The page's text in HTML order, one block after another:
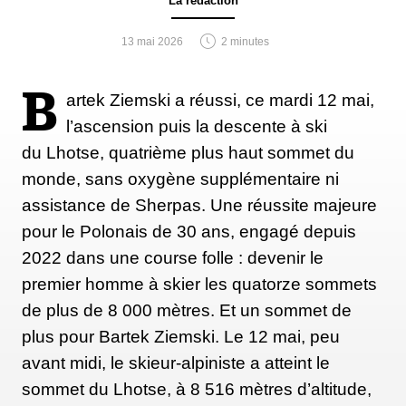
13 mai 2026 2 minutes
B artek Ziemski a réussi, ce mardi 12 mai,
l’ascension puis la descente à ski
du Lhotse, quatrième plus haut sommet du
monde, sans oxygène supplémentaire ni
assistance de Sherpas. Une réussite majeure
pour le Polonais de 30 ans, engagé depuis
2022 dans une course folle : devenir le
premier homme à skier les quatorze sommets
de plus de 8 000 mètres. Et un sommet de
plus pour Bartek Ziemski. Le 12 mai, peu
avant midi, le skieur-alpiniste a atteint le
sommet du Lhotse, à 8 516 mètres d’altitude,